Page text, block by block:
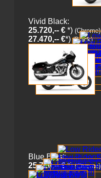
Vivid Black:
25.720,-- € *) (Chrome)
27.470,-- €*) (Black)
Blue Burst:
25.720,-- €*)(Chrome)